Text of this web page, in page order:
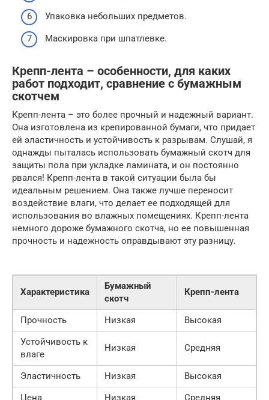
Упаковка небольших предметов.
Маскировка при шпатлевке.
Крепп-лента – особенности, для каких
работ подходит, сравнение с бумажным
скотчем
Крепп-лента – это более прочный и надежный вариант.
Она изготовлена из крепированной бумаги, что придает
ей эластичность и устойчивость к разрывам. Слушай, я
однажды пыталась использовать бумажный скотч для
защиты пола при укладке ламината, и он постоянно
рвался! Крепп-лента в такой ситуации была бы
идеальным решением. Она также лучше переносит
воздействие влаги, что делает ее подходящей для
использования во влажных помещениях. Крепп-лента
немного дороже бумажного скотча, но ее повышенная
прочность и надежность оправдывают эту разницу.
Характеристика
Бумажный
скотч
Крепп-лента
Прочность Низкая
Высокая
Устойчивость к
влаге
Низкая Средняя
Эластичность Низкая
Высокая
Цена
Низкая Средняя